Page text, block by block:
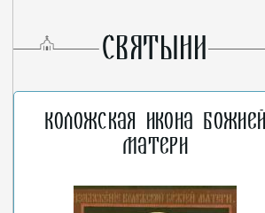
СВЯТЫНИ
Коложская икона
Матери